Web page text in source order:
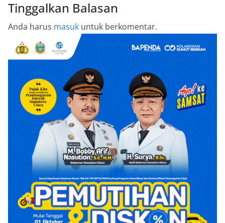
Tinggalkan Balasan
Anda harus masuk untuk berkomentar.